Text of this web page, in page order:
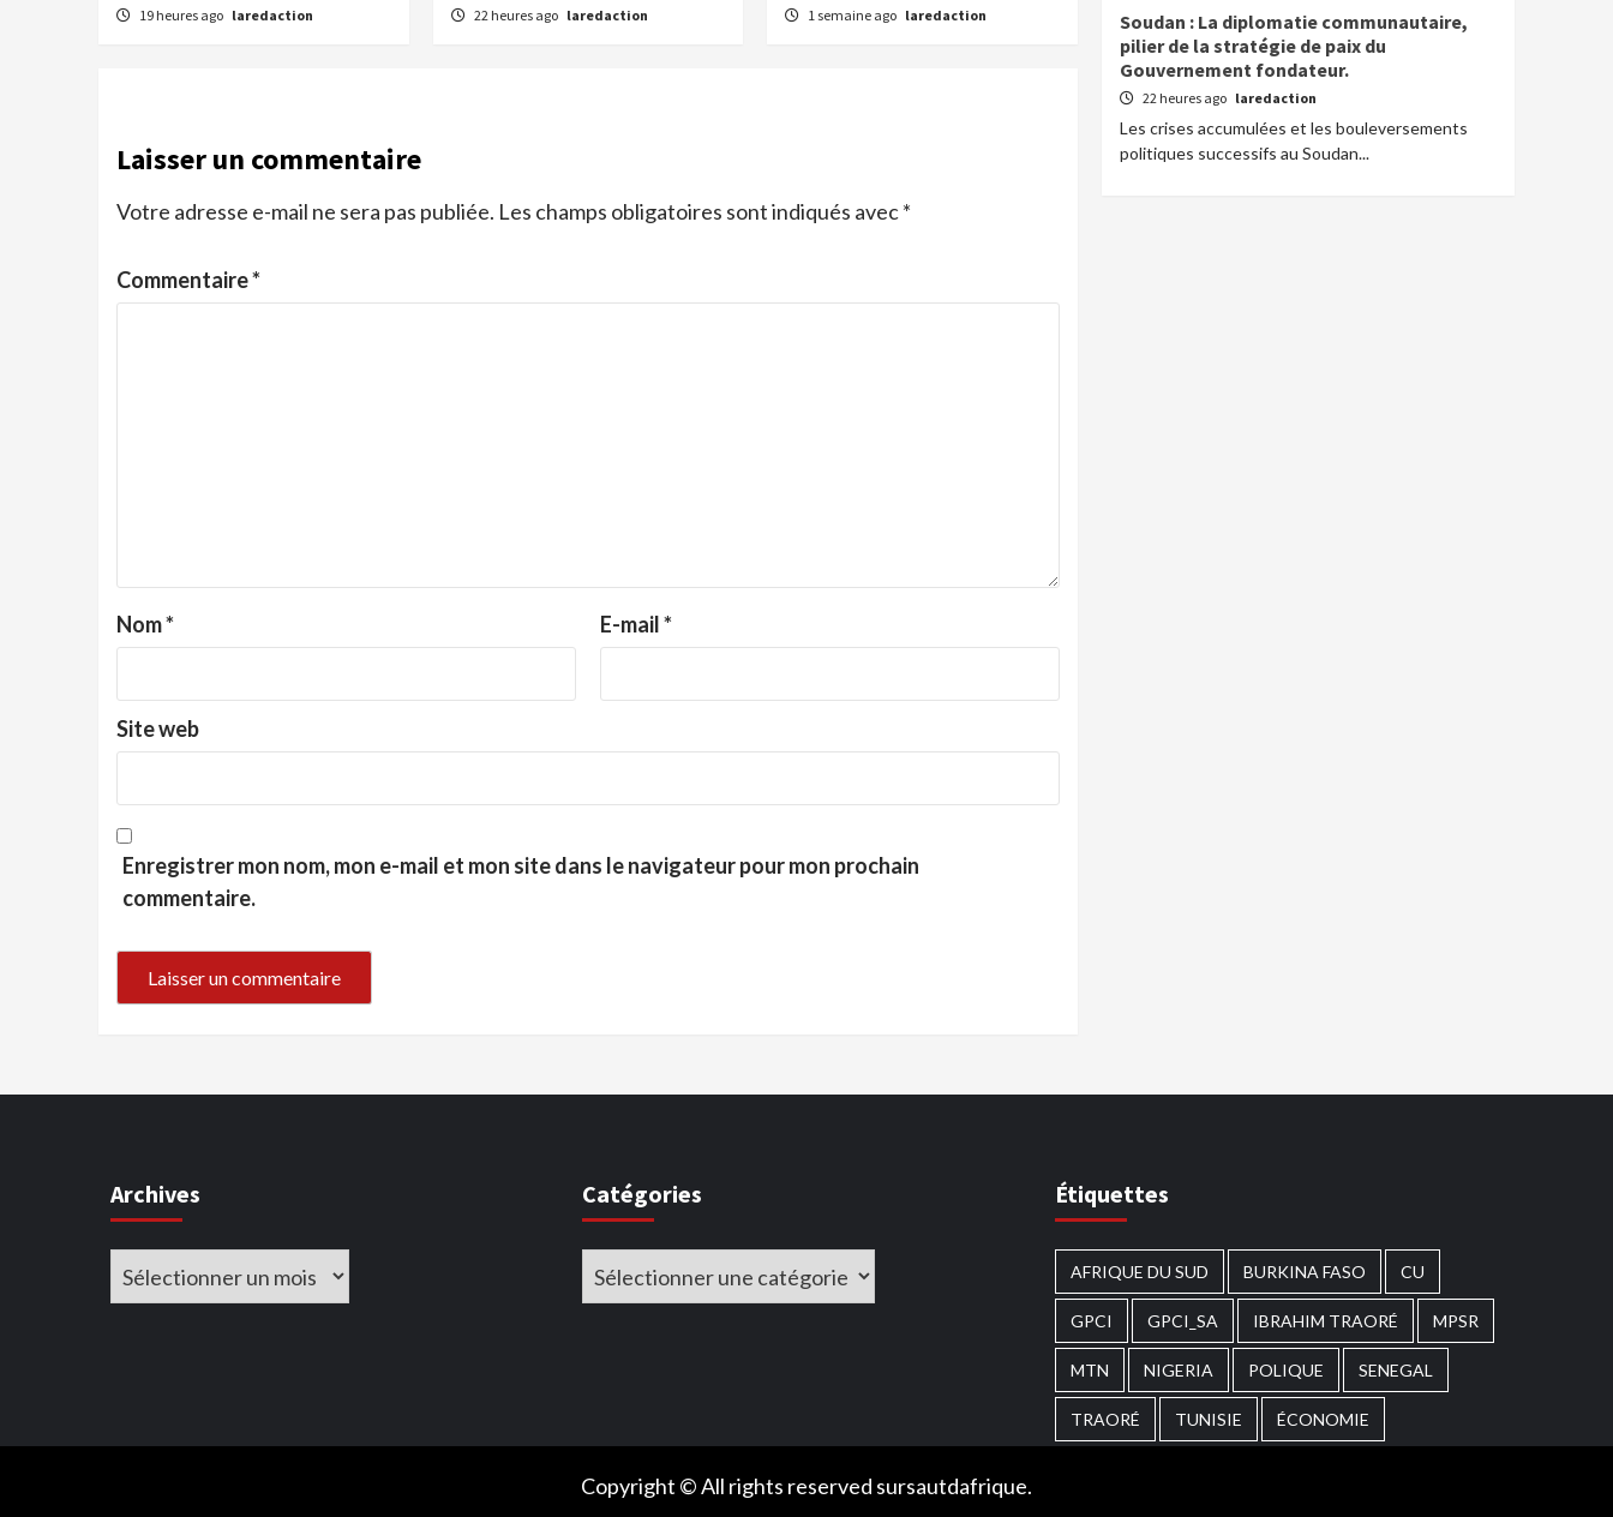
19 heures ago laredaction 22 heures ago laredaction 1 semaine ago laredaction
Laisser un commentaire
Votre adresse e-mail ne sera pas publiée. Les champs obligatoires sont indiqués avec*
Commentaire*
Nom* E-mail*
Site web
Enregistrer mon nom, mon e-mail et mon site dans le navigateur pour mon prochain
commentaire.
Soudan : La diplomatie communautaire,
pilier de la stratégie de paix du
Gouvernement fondateur.
22 heures ago laredaction
Les crises accumulées et les bouleversements
politiques successifs au Soudan...
Archives
Archives
Catégories
Catégories
Étiquettes
AFRIQUE DU SUD BURKINA FASO CU
GPCI GPCI_SA IBRAHIM TRAORÉ MPSR
MTN NIGERIA POLIQUE SENEGAL
TRAORÉ TUNISIE ÉCONOMIE
Copyright © All rights reserved sursautdafrique.